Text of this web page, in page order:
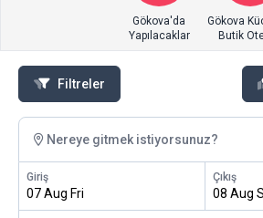
Gökova'da
Yapılacaklar
Gökova
Butik
Filtreler
Nereye gitmek istiyorsunuz?
Giriş
07 Aug Fri
Çıkış
08 Aug